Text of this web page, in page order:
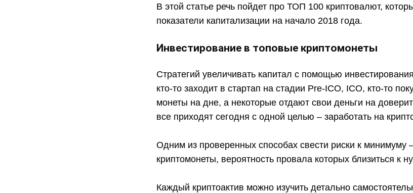
В этой статье речь пойдет про ТОП 100 криптовалют,
показатели капитализации на начало 2018 года.
Инвестирование в топовые криптомонеты
Стратегий увеличивать капитал с помощью
кто-то заходит в стартап на стадии Pre-ICO, ICO, кто-то
монеты на дне, а некоторые отдают свои деньги на
все приходят сегодня с одной целью – заработать на
Одним из проверенных способах свести риски к минимуму
криптомонеты, вероятность провала которых близиться к
Каждый криптоактив можно изучить детально